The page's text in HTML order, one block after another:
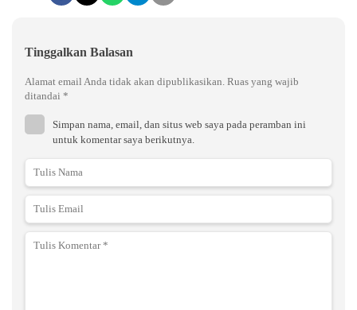
Tinggalkan Balasan
Alamat email Anda tidak akan dipublikasikan. Ruas yang wajib
ditandai *
Simpan nama, email, dan situs web saya pada peramban ini
untuk komentar saya berikutnya.